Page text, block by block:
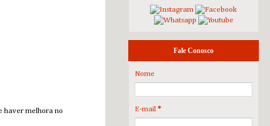
haver melhora no
Fale Conosco
Nome
E-mail *